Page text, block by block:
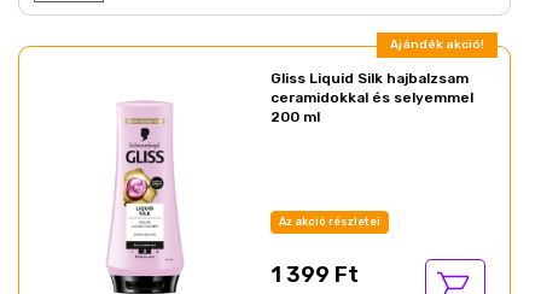
Ajándék akció!
Gliss Liquid Silk hajbalzsam
ceramidokkal és selyemmel
200 ml
Az akció részletei
1 399 Ft